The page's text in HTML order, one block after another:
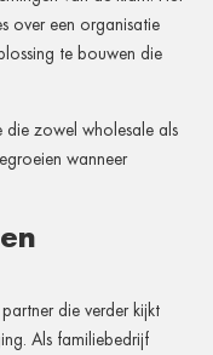
over een organisatie
te bouwen die
zowel wholesale als
wanneer
die verder kijkt
Als familiebedrijf